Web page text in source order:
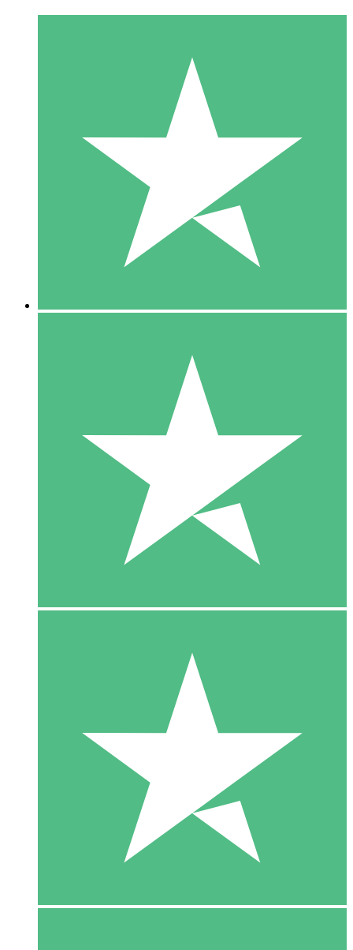
Individuelle Credit-Pakete
Zahlen Sie nach Bedarf mit Download-Credits. Keine
monatliche Verpflichtung erforderlich.
10 00
10 Downloads
20 00